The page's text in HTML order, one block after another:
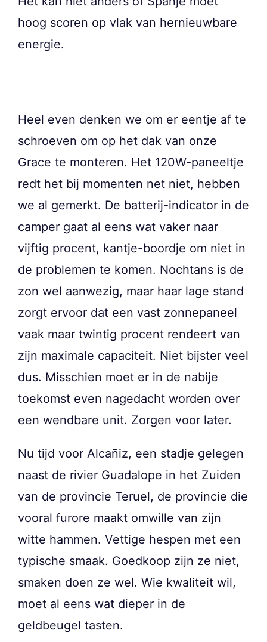
hoog scoren op vlak van hernieuwbare
energie.
Heel even denken we om er eentje af te
schroeven om op het dak van onze
Grace te monteren. Het 120W-paneeltje
redt het bij momenten net niet, hebben
we al gemerkt. De batterij-indicator in de
camper gaat al eens wat vaker naar
vijftig procent, kantje-boordje om niet in
de problemen te komen. Nochtans is de
zon wel aanwezig, maar haar lage stand
zorgt ervoor dat een vast zonnepaneel
vaak maar twintig procent rendeert van
zijn maximale capaciteit. Niet bijster veel
dus. Misschien moet er in de nabije
toekomst even nagedacht worden over
een wendbare unit. Zorgen voor later.
Nu tijd voor Alcañiz, een stadje gelegen
naast de rivier Guadalope in het Zuiden
van de provincie Teruel, de provincie die
vooral furore maakt omwille van zijn
witte hammen. Vettige hespen met een
typische smaak. Goedkoop zijn ze niet,
smaken doen ze wel. Wie kwaliteit wil,
moet al eens wat dieper in de
geldbeugel tasten.